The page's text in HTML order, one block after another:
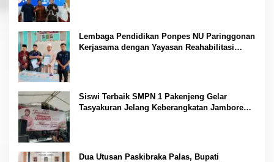
Lembaga Pendidikan Ponpes NU Paringgonan
Kerjasama dengan Yayasan Reahabilitasi
Siswi Terbaik SMPN 1 Pakenjeng Gelar
Tasyakuran Jelang Keberangkatan Jambore
Dua Utusan Paskibraka Palas, Bupati